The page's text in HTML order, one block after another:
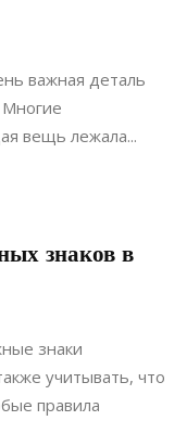
важная деталь
Многие
вещь лежала...
знаков в
знаки
учитывать, что
правила